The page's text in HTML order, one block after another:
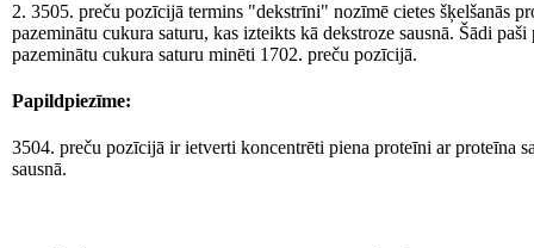
2. 3505. preču pozīcijā termins "dekstrīni" nozīmē cietes šķelšanās
pazeminātu cukura saturu, kas izteikts kā dekstroze sausnā. Šādi
pazeminātu cukura saturu minēti 1702. preču pozīcijā.
Papildpiezīme:
3504. preču pozīcijā ir ietverti koncentrēti piena proteīni ar proteīna
sausnā.